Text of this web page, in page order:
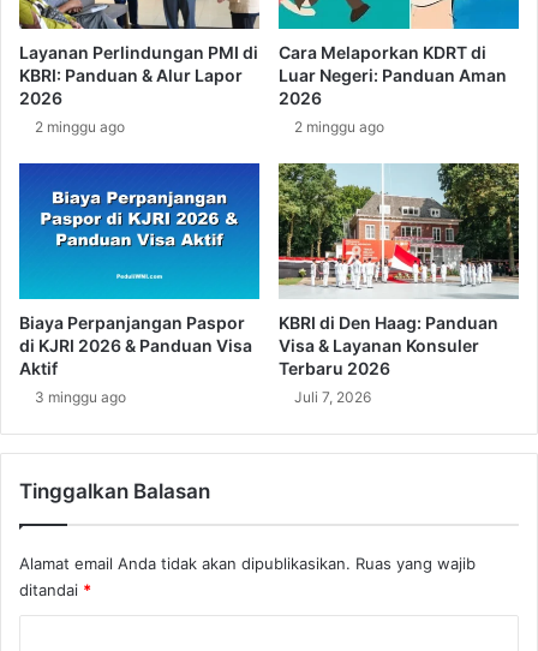
a
a
n
a
R
N
a
o
Layanan Perlindungan PMI di
KBRI: Panduan & Alur Lapor
2026
2 minggu ago
Cara Melaporkan KDRT di
Luar Negeri: Panduan Aman
2026
2 minggu ago
Biaya Perpanjangan Paspor
di KJRI 2026 & Panduan Visa
Aktif
3 minggu ago
KBRI di Den Haag: Panduan
Visa & Layanan Konsuler
Terbaru 2026
Juli 7, 2026
Tinggalkan Balasan
Alamat email Anda tidak akan dipublikasikan. Ruas yang wajib
ditandai *